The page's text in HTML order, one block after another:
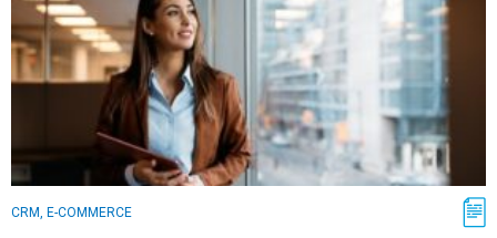
CRM, E-COMMERCE